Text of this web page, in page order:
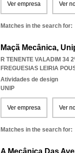
Ver empresa Ver
Matches in the search for:
Maçã Mecânica,
R TENENTE VALADIM 34
FREGUESIAS LEIRIA
Atividades de design
UNIP
Ver empresa Ver
Matches in the search for:
A Mecânica Das